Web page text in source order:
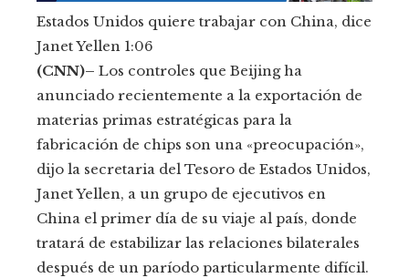
Estados Unidos quiere trabajar con China, dice
Janet Yellen 1:06
(CNN)– Los controles que Beijing ha
anunciado recientemente a la exportación de
materias primas estratégicas para la
fabricación de chips son una «preocupación»,
dijo la secretaria del Tesoro de Estados Unidos,
Janet Yellen, a un grupo de ejecutivos en
China el primer día de su viaje al país, donde
tratará de estabilizar las relaciones bilaterales
después de un paríodo particularmente difícil.